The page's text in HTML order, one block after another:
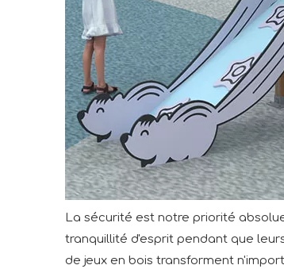
La sécurité est notre priorité
tranquillité d'esprit pendant que
de jeux en bois transforment